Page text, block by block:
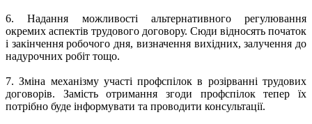
6.
Надання можливості альтернативного регулювання
окремих аспектів трудового договору. Сюди відносять початок
і закінчення робочого дня, визначення вихідних, залучення до
надурочних робіт тощо.
7. Зміна механізму участі профспілок в розірванні трудових
договорів. Замість отримання згоди профспілок тепер їх
потрібно буде інформувати та проводити консультації.